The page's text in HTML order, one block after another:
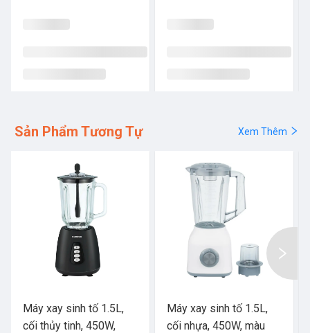
Sản Phẩm Tương Tự Xem Thêm
Máy xay sinh tố 1.5L,
cối thủy tinh, 450W,
Máy xay sinh tố 1.5L,
cối nhựa, 450W, màu